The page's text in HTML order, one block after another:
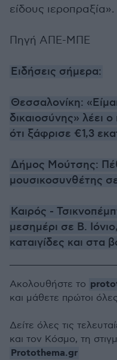
είδους ιεροπραξία».
Πηγή ΑΠΕ-ΜΠΕ
Ειδήσεις σήμερα:
Θεσσαλονίκη:
δικαιοσύνης» λέει
ότι ξάφρισε €1,3
Δήμος Μούτσης:
μουσικοσυνθέτης
Καιρός -
μεσημέρι σε Β.
καταιγίδες και στα
Ακολουθήστε το
και μάθετε πρώτοι όλες
Δείτε όλες τις
και τον Κόσμο, τη
Protothema.gr